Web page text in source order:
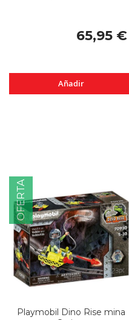
65,95 €
Añadir
OFERTA
Playmobil Dino Rise mina